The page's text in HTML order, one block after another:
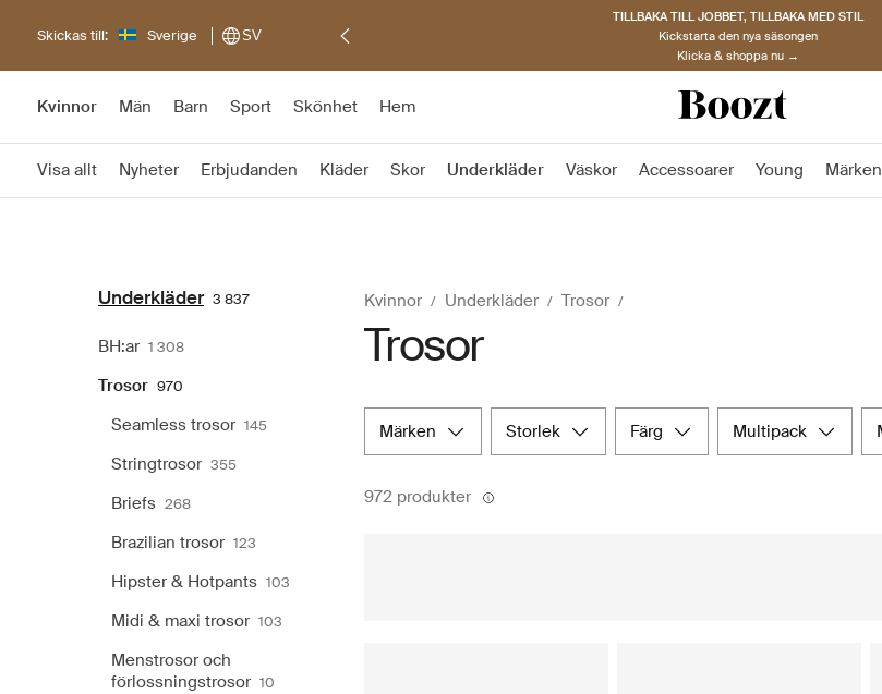
Skickas till: Sverige SV
TILLBAKA TILL JOBBET, TILLBAKA MED STIL
Kickstarta den nya säsongen
Klicka & shoppa nu →
Kvinnor Män Barn Sport Skönhet Hem
Visa allt Nyheter Erbjudanden Kläder Skor Underkläder Väskor Accessoarer Young Märken
Underkläder 3 837
BH:ar 1 308
Trosor 970
Seamless trosor 145
Stringtrosor 355
Briefs 268
Brazilian trosor 123
Hipster & Hotpants 103
Midi & maxi trosor 103
Menstrosor och
förlossningstrosor 10
Kvinnor Underkläder Trosor
Trosor
märken storlek färg multipack
972 produkter